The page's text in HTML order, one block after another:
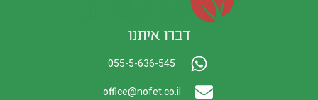
דברו איתנו
055-5-636-545
office@nofet.co.il